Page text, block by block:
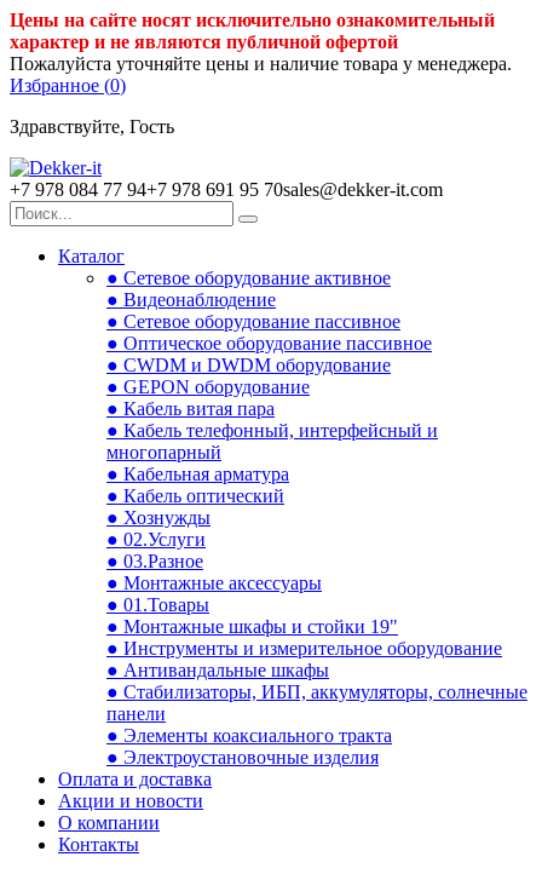
Цены на сайте носят исключительно ознакомительный
характер и не являются публичной офертой
Пожалуйста уточняйте цены и наличие товара у менеджера.
Избранное (0)
Здравствуйте, Гость
+7 978 084 77 94+7 978 691 95 70sales@dekker-it.com
Каталог
● Сетевое оборудование активное
● Видеонаблюдение
● Сетевое оборудование пассивное
● Оптическое оборудование пассивное
● CWDM и DWDM оборудование
● GEPON оборудование
● Кабель витая пара
● Кабель телефонный, интерфейсный и
многопарный
● Кабельная арматура
● Кабель оптический
● Хознужды
● 02.Услуги
● 03.Разное
● Монтажные аксессуары
● 01.Товары
● Монтажные шкафы и стойки 19"
● Инструменты и измерительное оборудование
● Антивандальные шкафы
● Стабилизаторы, ИБП, аккумуляторы, солнечные
панели
● Элементы коаксиального тракта
● Электроустановочные изделия
Оплата и доставка
Акции и новости
О компании
Контакты